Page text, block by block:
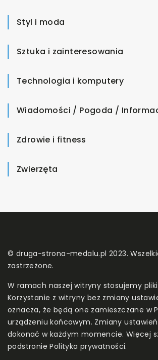
Styl i moda
Sztuka i zainteresowania
Technologia i komputery
Wiadomości / Pogoda /
Zdrowie i fitness
Zwierzęta
© druga-strona-medalu.pl 2023.
zastrzeżone.
W ramach naszej witryny stosujemy
Korzystanie z witryny bez zmiany
oznacza, że będą one zamieszczane w
urządzeniu końcowym. Zmiany
dokonać w każdym momencie. Więcej
podstroniePolityka prywatności.